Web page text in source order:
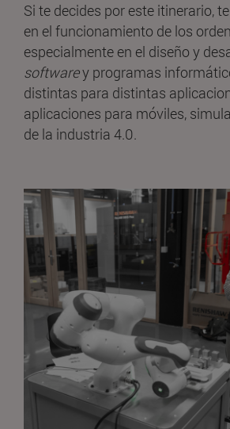
Si te decides por este itinerario,
en el funcionamiento de los
especialmente en el diseño y
softwarey programas
distintas para distintas
aplicaciones para móviles,
de la industria 4.0.